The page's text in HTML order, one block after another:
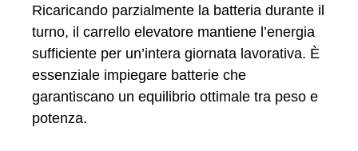
Ricaricando parzialmente la batteria durante il
turno, il carrello elevatore mantiene l’energia
sufficiente per un’intera giornata lavorativa. È
essenziale impiegare batterie che
garantiscano un equilibrio ottimale tra peso e
potenza.